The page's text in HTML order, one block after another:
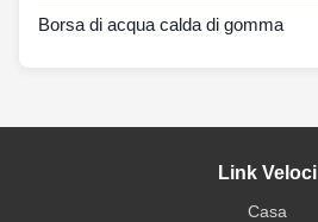
Borsa di acqua calda di gomma
Link Veloci
Casa